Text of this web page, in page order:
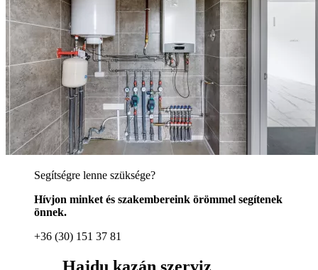
Segítségre lenne szüksége?
Hívjon minket és szakembereink örömmel segítenek
önnek.
+36 (30) 151 37 81